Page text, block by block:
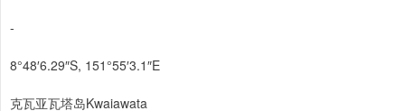
-
8°48′6.29″S, 151°55′3.1″E
克瓦亚瓦塔岛Kwaiawata